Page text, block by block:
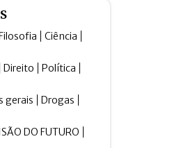
Ciência
Direito Política
gerais Drogas
DO FUTURO